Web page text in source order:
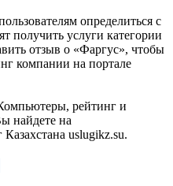
определиться с
получить услуги категории
отзыв о «Фаргус», чтобы
компании на портале
рейтинг и
найдете на
uslugikz.su.